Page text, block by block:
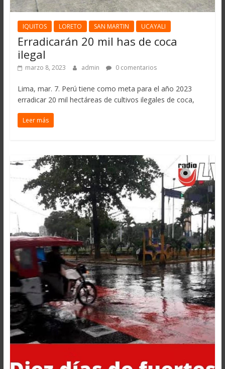
IQUITOS LORETO SAN MARTIN UCAYALI
Erradicarán 20 mil has de coca
ilegal
marzo 8, 2023 admin 0 comentarios
Lima, mar. 7. Perú tiene como meta para el año 2023
erradicar 20 mil hectáreas de cultivos ilegales de coca,
Leer más